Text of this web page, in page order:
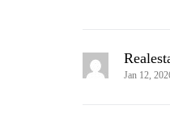
Jan 12,